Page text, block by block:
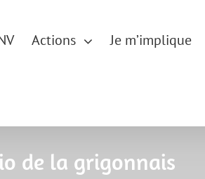
Actions Je m’implique
de la grigonnais